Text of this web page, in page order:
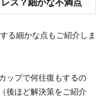
ス？細かな不満点
る細かな点もご紹介しま
ップで何往復もするの
後ほど解決策をご紹介